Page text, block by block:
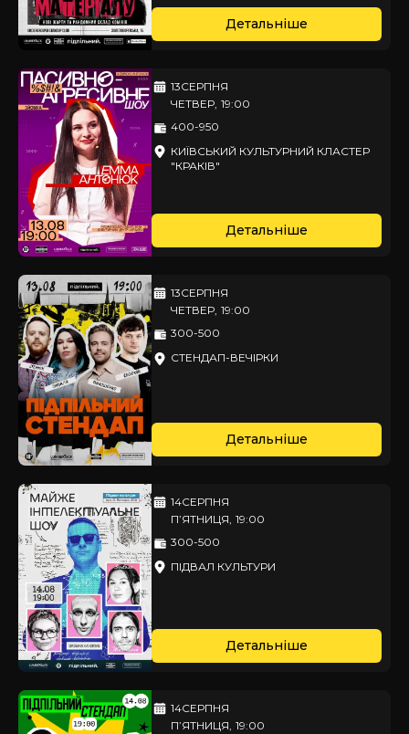
Детальніше
13СЕРПНЯ
ЧЕТВЕР 19:00
400-950
КИЇВСЬКИЙ КУЛЬТУРНИЙ КЛАСТЕР
"КРАКІВ"
Детальніше
13СЕРПНЯ
ЧЕТВЕР, 19:00
300-500
СТЕНДАП-ВЕЧІРКИ
Детальніше
14СЕРПНЯ
П’ЯТНИЦЯ 19:00
300-500
ПІДВАЛ КУЛЬТУРИ
Детальніше
14СЕРПНЯ
П’ЯТНИЦЯ 19:00